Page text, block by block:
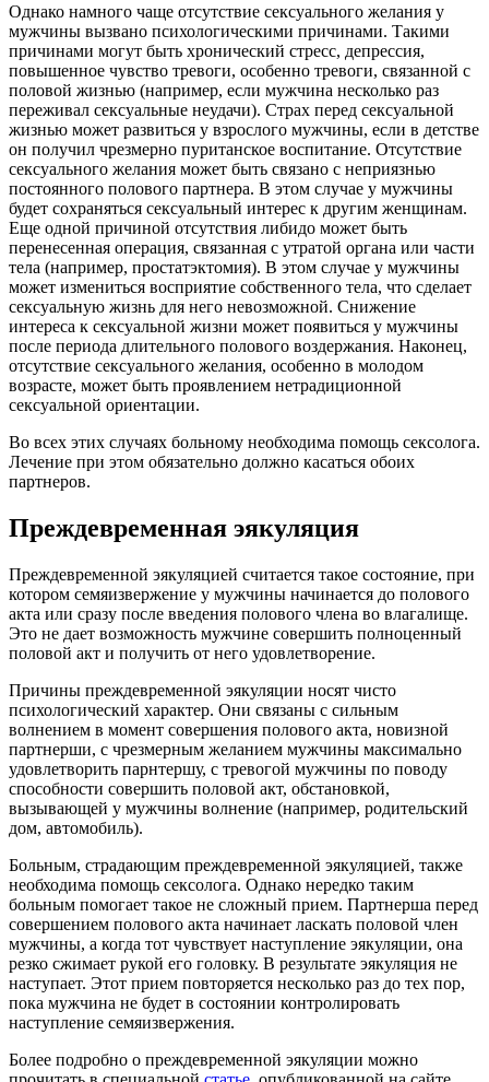
Однако намного чаще отсутствие сексуального желания у
мужчины вызвано психологическими причинами. Такими
причинами могут быть хронический стресс, депрессия,
повышенное чувство тревоги, особенно тревоги, связанной с
половой жизнью (например, если мужчина несколько раз
переживал сексуальные неудачи). Страх перед сексуальной
жизнью может развиться у взрослого мужчины, если в детстве
он получил чрезмерно пуританское воспитание. Отсутствие
сексуального желания может быть связано с неприязнью
постоянного полового партнера. В этом случае у мужчины
будет сохраняться сексуальный интерес к другим женщинам.
Еще одной причиной отсутствия либидо может быть
перенесенная операция, связанная с утратой органа или части
тела (например, простатэктомия). В этом случае у мужчины
может измениться восприятие собственного тела, что сделает
сексуальную жизнь для него невозможной. Снижение
интереса к сексуальной жизни может появиться у мужчины
после периода длительного полового воздержания. Наконец,
отсутствие сексуального желания, особенно в молодом
возрасте, может быть проявлением нетрадиционной
сексуальной ориентации.
Во всех этих случаях больному необходима помощь сексолога.
Лечение при этом обязательно должно касаться обоих
партнеров.
Преждевременная эякуляция
Преждевременной эякуляцией считается такое состояние, при
котором семяизвержение у мужчины начинается до полового
акта или сразу после введения полового члена во влагалище.
Это не дает возможность мужчине совершить полноценный
половой акт и получить от него удовлетворение.
Причины преждевременной эякуляции носят чисто
психологический характер. Они связаны с сильным
волнением в момент совершения полового акта, новизной
партнерши, с чрезмерным желанием мужчины максимально
удовлетворить парнтершу, с тревогой мужчины по поводу
способности совершить половой акт, обстановкой,
вызывающей у мужчины волнение (например, родительский
дом, автомобиль).
Больным, страдающим преждевременной эякуляцией, также
необходима помощь сексолога. Однако нередко таким
больным помогает такое не сложный прием. Партнерша перед
совершением полового акта начинает ласкать половой член
мужчины, а когда тот чувствует наступление эякуляции, она
резко сжимает рукой его головку. В результате эякуляция не
наступает. Этот прием повторяется несколько раз до тех пор,
пока мужчина не будет в состоянии контролировать
наступление семяизвержения.
Более подробно о преждевременной эякуляции можно